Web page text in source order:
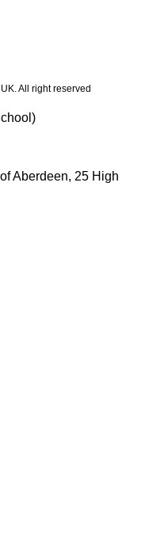
All right reserved
Aberdeen, 25 High